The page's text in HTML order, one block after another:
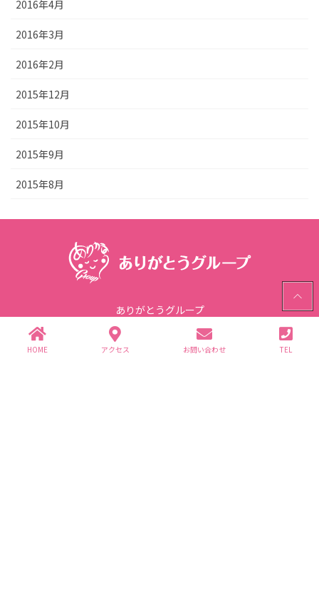
2016年4月
2016年3月
2016年2月
2015年12月
2015年10月
2015年9月
2015年8月
ありがとうグループ
〒312-0062 茨城県ひたちなか市高場2343-1
TEL.029-352-2755(代)
HOME アクセス お問い合わせ TEL